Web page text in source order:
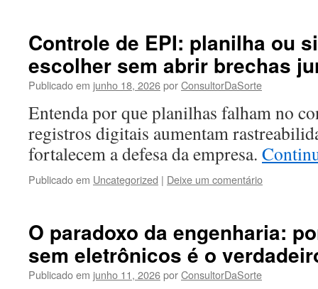
Controle de EPI: planilha ou
escolher sem abrir brechas
Publicado em junho 18, 2026porConsultorDaSorte
Entenda por que planilhas falham no
registros digitais aumentam
fortalecem a defesa da empresa.
Publicado em Uncategorized | Deixe um comentário
O paradoxo da engenharia:
sem eletrônicos é o
Publicado em junho 11, 2026porConsultorDaSorte